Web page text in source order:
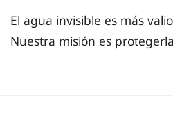
El agua invisible es más
Nuestra misión es